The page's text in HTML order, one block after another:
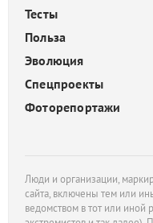
Тесты
Польза
Эволюция
Спецпроекты
Фоторепортажи
Люди и организации,
сайта, включены тем или
ведомством в тот или иной